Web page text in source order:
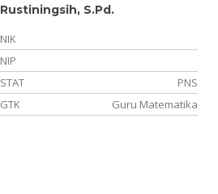
Rustiningsih, S.Pd.
NIK
NIP
STAT
PNS
GTK
Guru Matematika